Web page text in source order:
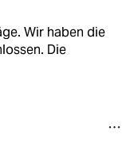
Wir haben die
Die